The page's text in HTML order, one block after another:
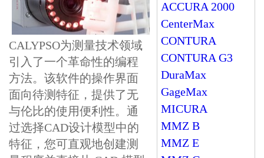
CALYPSO为测量技术领域
引入了一个革命性的编程
方法。该软件的操作界面
面向待测特征，提供了无
与伦比的使用便利性。通
过选择CAD设计模型中的
特征，您可直观地创建测
ACCURA 2000
CenterMax
CONTURA
CONTURA G3
DuraMax
GageMax
MICURA
MMZ B
MMZ E